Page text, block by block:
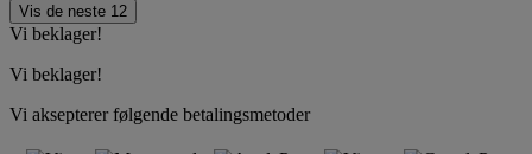
Vis de neste 12
Vi beklager!
Vi beklager!
Vi aksepterer følgende betalingsmetoder